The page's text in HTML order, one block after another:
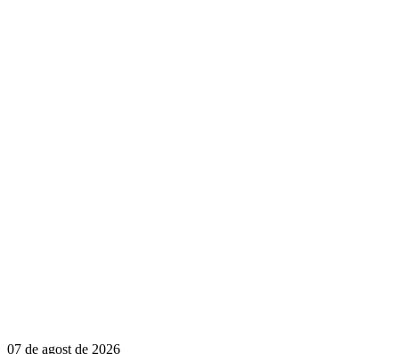
07 de agost de 2026